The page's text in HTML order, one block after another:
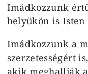
Imádkozzunk
helyükön is Isten
Imádkozzunk a
szerzetességért
akik meghallják